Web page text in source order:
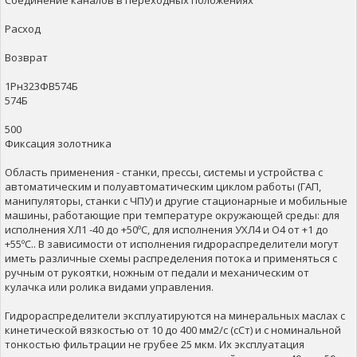
Расход
Возврат
1Рн323ФВ574Б
574Б
500
Фиксация золотника
Область применения - станки, прессы, системы и устройства с
автоматическим и полуавтоматическим циклом работы (ГАП,
манипуляторы, станки с ЧПУ) и другие стационарные и мобильные
машины, работающие при температуре окружающей среды: для
исполнения ХЛ1 -40 до +50ºС, для исполнения УХЛ4 и О4 от +1 до
+55ºС.. В зависимости от исполнения гидрораспределители могут
иметь различные схемы распределения потока и применяться с
ручным от рукоятки, ножным от педали и механическим от
кулачка или ролика видами управления.
Гидрораспределители эксплуатируются на минеральных маслах с
кинетической вязкостью от 10 до 400 мм2/с (сСт) и с номинальной
тонкостью фильтрации не грубее 25 мкм. Их эксплуатация